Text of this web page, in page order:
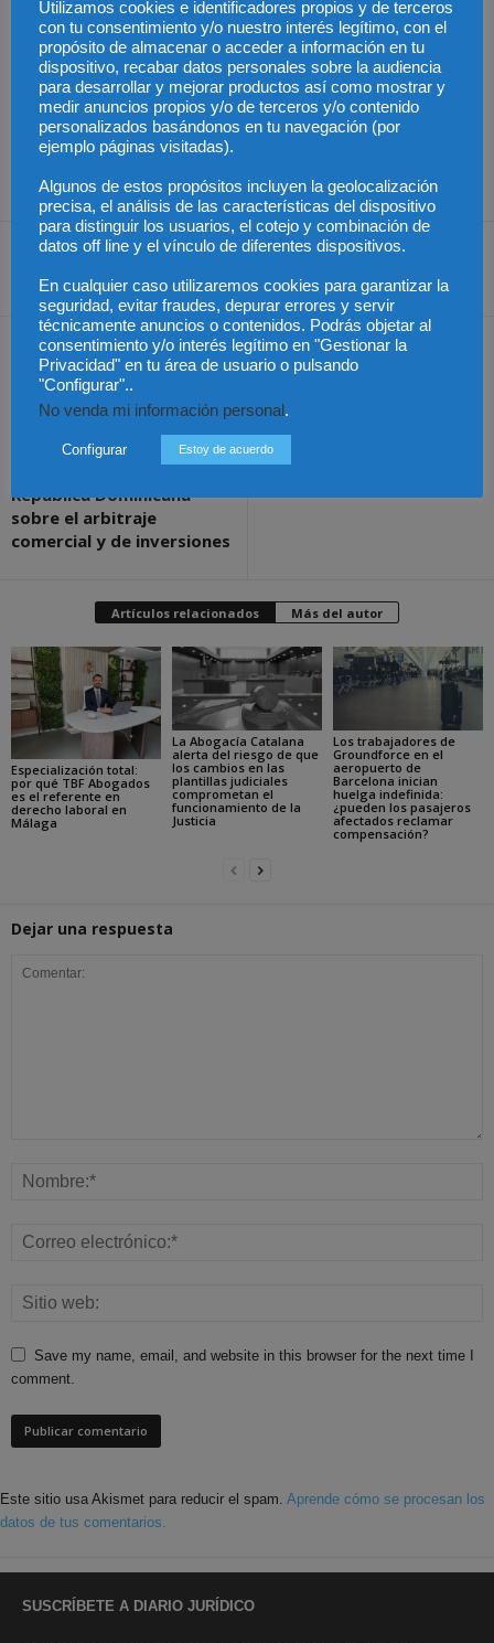
Fundamentales de la UE y en el artículo 6 del Convenio Europeo
de Derechos Humanos.
En junio de 2011, la Comisión propuso una tercera medida
destinada a garantizar el acceso a un abogado y a comunicarse
con los familiares (IP/11/689). La propuesta está siendo debatida
actualmente en el Parlamento Europeo y el Consejo.
Share
Artículo anterior
Expertos en arbitraje
internacional participan en
Consultoría Jurídica del
Poder Ejecutivo de la
República Dominicana
sobre el arbitraje
comercial y de inversiones
Artículo siguiente
Multa de 1.440 euros para
un matrimonio de Burgos
Artículos relacionados Más del autor
Especialización total:
por qué TBF Abogados
es el referente en
derecho laboral en
Málaga
La Abogacía Catalana
alerta del riesgo de que
los cambios en las
plantillas judiciales
comprometan el
funcionamiento de la
Justicia
Los trabajadores de
Groundforce en el
aeropuerto de
Barcelona inician
huelga indefinida:
¿pueden los pasajeros
afectados reclamar
compensación?
Dejar una respuesta
Save my name, email, and website in this browser for the next time I
comment.
Este sitio usa Akismet para reducir el spam. Aprende cómo se procesan los
datos de tus comentarios.
SUSCRÍBETE A DIARIO JURÍDICO
Utilizamos cookies e identificadores propios y de terceros
con tu consentimiento y/o nuestro interés legítimo, con el
propósito de almacenar o acceder a información en tu
dispositivo, recabar datos personales sobre la audiencia
para desarrollar y mejorar productos así como mostrar y
medir anuncios propios y/o de terceros y/o contenido
personalizados basándonos en tu navegación (por
ejemplo páginas visitadas).
Algunos de estos propósitos incluyen la geolocalización
precisa, el análisis de las características del dispositivo
para distinguir los usuarios, el cotejo y combinación de
datos off line y el vínculo de diferentes dispositivos.
En cualquier caso utilizaremos cookies para garantizar la
seguridad, evitar fraudes, depurar errores y servir
técnicamente anuncios o contenidos. Podrás objetar al
consentimiento y/o interés legítimo en "Gestionar la
Privacidad" en tu área de usuario o pulsando
"Configurar"..
No venda mi información personal .
Configurar Estoy de acuerdo